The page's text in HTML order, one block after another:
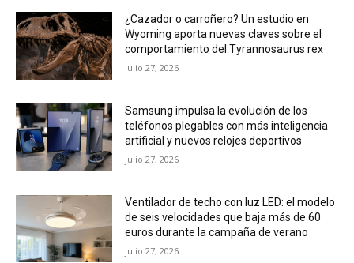
¿Cazador o carroñero? Un estudio en
Wyoming aporta nuevas claves sobre el
comportamiento del Tyrannosaurus rex
julio 27, 2026
Samsung impulsa la evolución de los
teléfonos plegables con más inteligencia
artificial y nuevos relojes deportivos
julio 27, 2026
Ventilador de techo con luz LED: el modelo
de seis velocidades que baja más de 60
euros durante la campaña de verano
julio 27, 2026